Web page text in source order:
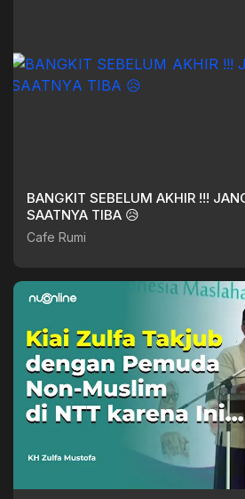
BANGKIT SEBELUM AKHIR !!!
SAATNYA TIBA 😥
Cafe Rumi